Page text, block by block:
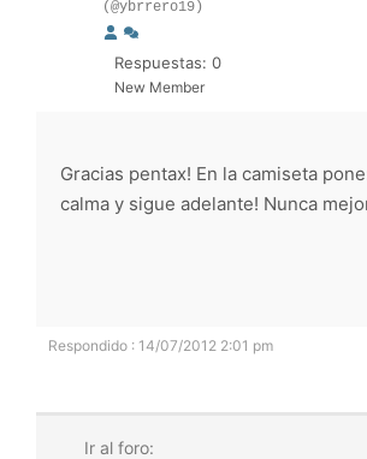
(@ybrrero19)
Respuestas: 0
New Member
Gracias pentax! En la camiseta
calma y sigue adelante! Nunca
Respondido : 14/07/2012 2:01 pm
Ir al foro: